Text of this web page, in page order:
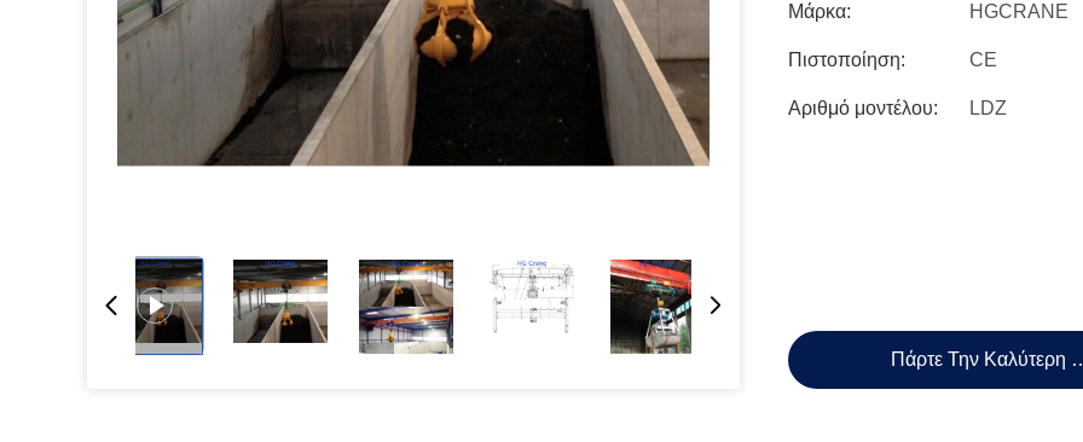
Μάρκα: HGCRANE
Πιστοποίηση: CE
Αριθμό μοντέλου: LDZ
Πάρτε Την Καλύτερη